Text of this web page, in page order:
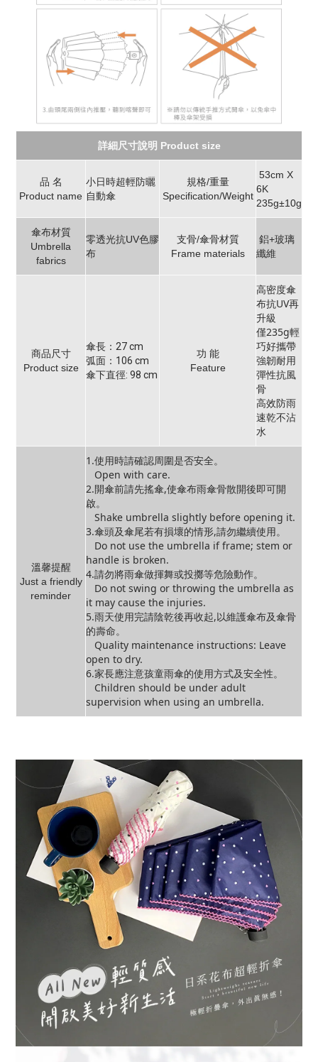
詳細尺寸說明 Product size
品 名
Product name
小日時超輕防曬
自動傘
規格/重量
Specification/Weight
53cm X
6K
235g±10g
傘布材質
Umbrella
fabrics
零透光抗UV色膠
布
支骨/傘骨材質
Frame materials
鋁+玻璃
纖維
商品尺寸
Product size
傘長：27 cm
弧面：106 cm
傘下直徑: 98 cm
功 能
Feature
高密度傘
布抗UV再
升級
僅235g輕
巧好攜帶
強韌耐用
彈性抗風
骨
高效防雨
速乾不沾
水
溫馨提醒
Just a friendly
reminder
1.使用時請確認周圍是否安全。
Open with care.
2.開傘前請先搖傘,使傘布雨傘骨散開後即可開
啟。
Shake umbrella slightly before opening it.
3.傘頭及傘尾若有損壞的情形,請勿繼續使用。
Do not use the umbrella if frame; stem or
handle is broken.
4.請勿將雨傘做揮舞或投擲等危險動作。
Do not swing or throwing the umbrella as
it may cause the injuries.
5.雨天使用完請陰乾後再收起,以維護傘布及傘骨
的壽命。
Quality maintenance instructions: Leave
open to dry.
6.家長應注意孩童雨傘的使用方式及安全性。
Children should be under adult
supervision when using an umbrella.